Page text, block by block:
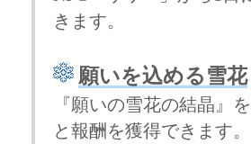
きます。
願いを込める雪花
『願いの雪花の結晶』
と報酬を獲得できます。